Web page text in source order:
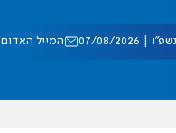
08/2026 המייל האדום